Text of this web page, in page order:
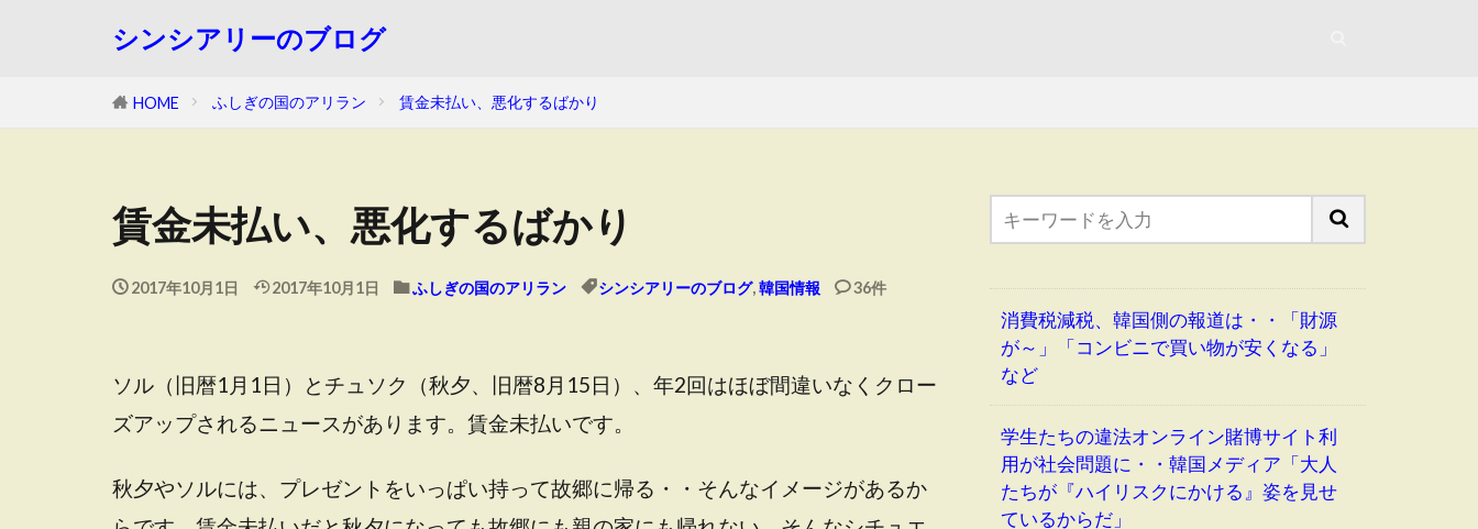
シンシアリーのブログ
HOME ふしぎの国のアリラン 賃金未払い、悪化するばかり
賃金未払い、悪化するばかり
2017年10月1日 2017年10月1日 ふしぎの国のアリラン シンシアリーのブログ,韓国情報 36件
ソル（旧暦1月1日）とチュソク（秋夕、旧暦8月15日）、年2回はほぼ間違いなくクロー
ズアップされるニュースがあります。賃金未払いです。
秋夕やソルには、プレゼントをいっぱい持って故郷に帰る・・そんなイメージがあるか
消費税減税、韓国側の報道は・・「財源
が～」「コンビニで買い物が安くなる」
など
学生たちの違法オンライン賭博サイト利
用が社会問題に・・韓国メディア「大人
たちが『ハイリスクにかける』姿を見せ
ているからだ」